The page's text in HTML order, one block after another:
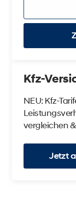
Kfz-
NEU: Kfz-
vergleichen
Jetzt